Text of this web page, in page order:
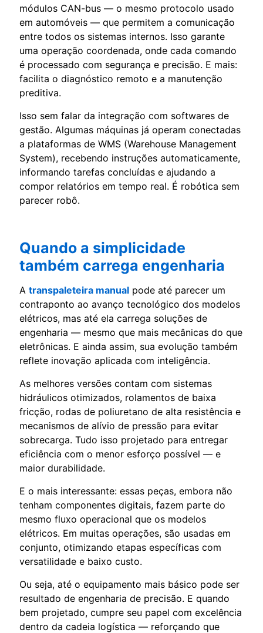
módulos CAN-bus — o mesmo protocolo usado
em automóveis — que permitem a comunicação
entre todos os sistemas internos. Isso garante
uma operação coordenada, onde cada comando
é processado com segurança e precisão. E mais:
facilita o diagnóstico remoto e a manutenção
preditiva.
Isso sem falar da integração com softwares de
gestão. Algumas máquinas já operam conectadas
a plataformas de WMS (Warehouse Management
System), recebendo instruções automaticamente,
informando tarefas concluídas e ajudando a
compor relatórios em tempo real. É robótica sem
parecer robô.
Quando a simplicidade
também carrega engenharia
A transpaleteira manual pode até parecer um
contraponto ao avanço tecnológico dos modelos
elétricos, mas até ela carrega soluções de
engenharia — mesmo que mais mecânicas do que
eletrônicas. E ainda assim, sua evolução também
reflete inovação aplicada com inteligência.
As melhores versões contam com sistemas
hidráulicos otimizados, rolamentos de baixa
fricção, rodas de poliuretano de alta resistência e
mecanismos de alívio de pressão para evitar
sobrecarga. Tudo isso projetado para entregar
eficiência com o menor esforço possível — e
maior durabilidade.
E o mais interessante: essas peças, embora não
tenham componentes digitais, fazem parte do
mesmo fluxo operacional que os modelos
elétricos. Em muitas operações, são usadas em
conjunto, otimizando etapas específicas com
versatilidade e baixo custo.
Ou seja, até o equipamento mais básico pode ser
resultado de engenharia de precisão. E quando
bem projetado, cumpre seu papel com excelência
dentro da cadeia logística — reforçando que